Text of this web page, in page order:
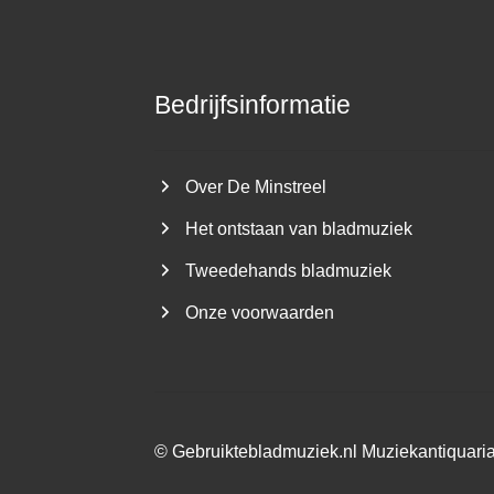
Bedrijfsinformatie
Over De Minstreel
Het ontstaan van bladmuziek
Tweedehands bladmuziek
Onze voorwaarden
©Gebruiktebladmuziek.nl